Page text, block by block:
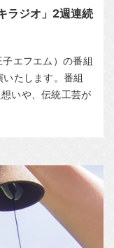
ラジオ」2週連続
エフエム）の番組
いたします。番組
いや、伝統工芸が